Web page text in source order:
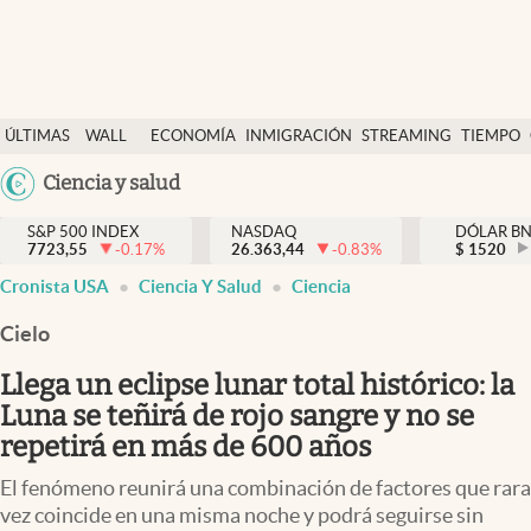
ÚLTIMAS
NOTICIAS
WALL
DÓLAR
ECONOMÍA INMIGRACIÓN STREAMING TIEMPO
México
Ciencia y salud
Finanzas y economía
Wall Street y dólar
Inmigración
Espiritual
Streaming
PC y mobile
S&P 500 INDEX
7723,55
-0.17%
NASDAQ
26.363,44
-0.83%
DÓLAR
$ 1520
Cronista USA Ciencia Y Salud Ciencia
Cielo
Llega un eclipse lunar total histórico: la
Luna se teñirá de rojo sangre y no se
repetirá en más de 600 años
El fenómeno reunirá una combinación de factores que rara
vez coincide en una misma noche y podrá seguirse sin